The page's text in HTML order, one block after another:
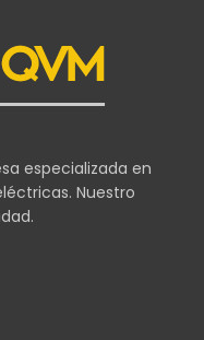
especializada en
Nuestro